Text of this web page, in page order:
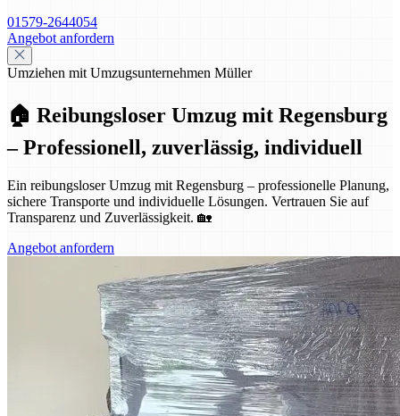
01579-2644054
Angebot anfordern
Umziehen mit Umzugsunternehmen Müller
🏠 Reibungsloser Umzug mit Regensburg
– Professionell, zuverlässig, individuell
Ein reibungsloser Umzug mit Regensburg – professionelle Planung,
sichere Transporte und individuelle Lösungen. Vertrauen Sie auf
Transparenz und Zuverlässigkeit. 🏡
Angebot anfordern